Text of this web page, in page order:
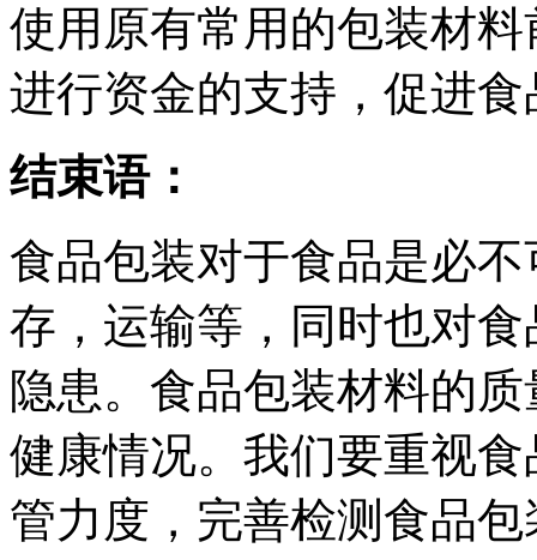
使用原有常用的包装材
进行资金的支持，促进
结束语：
食品包装对于食品是必
存，运输等，同时也对
隐患。食品包装材料的
健康情况。我们要重视
管力度，完善检测食品